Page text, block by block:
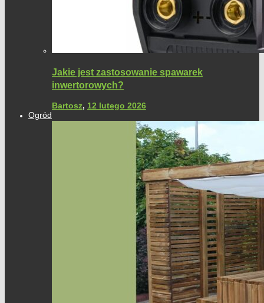
Jakie jest zastosowanie spawarek
inwertorowych?
Bartosz, 12 lutego 2026
Ogród